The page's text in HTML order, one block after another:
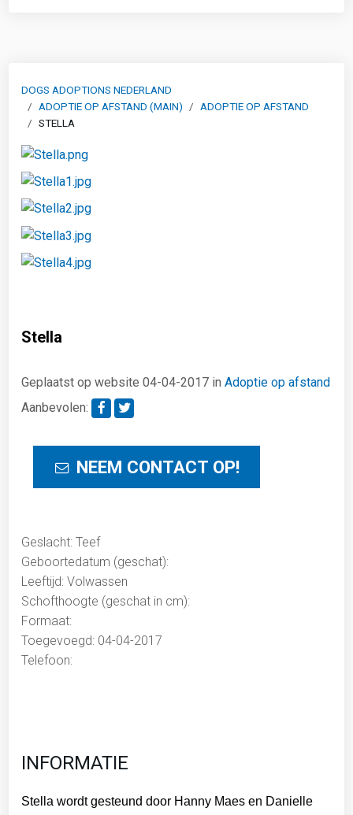
DOGS ADOPTIONS NEDERLAND
ADOPTIE OP AFSTAND (MAIN)
ADOPTIE OP AFSTAND
STELLA
Stella
Geplaatst op website 04-04-2017 inAdoptie op afstand
Aanbevolen:
NEEM CONTACT OP!
Geslacht: Teef
Geboortedatum (geschat):
Leeftijd: Volwassen
Schofthoogte (geschat in cm):
Formaat:
Toegevoegd: 04-04-2017
Telefoon:
INFORMATIE
Stella wordt gesteund door Hanny Maes en Danielle